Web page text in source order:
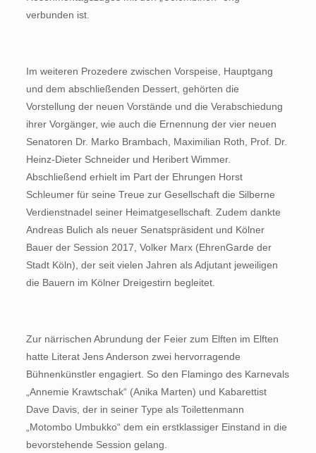
verbunden ist.
Im weiteren Prozedere zwischen Vorspeise, Hauptgang
und dem abschließenden Dessert, gehörten die
Vorstellung der neuen Vorstände und die Verabschiedung
ihrer Vorgänger, wie auch die Ernennung der vier neuen
Senatoren Dr. Marko Brambach, Maximilian Roth, Prof. Dr.
Heinz-Dieter Schneider und Heribert Wimmer.
Abschließend erhielt im Part der Ehrungen Horst
Schleumer für seine Treue zur Gesellschaft die Silberne
Verdienstnadel seiner Heimatgesellschaft. Zudem dankte
Andreas Bulich als neuer Senatspräsident und Kölner
Bauer der Session 2017, Volker Marx (EhrenGarde der
Stadt Köln), der seit vielen Jahren als Adjutant jeweiligen
die Bauern im Kölner Dreigestirn begleitet.
Zur närrischen Abrundung der Feier zum Elften im Elften
hatte Literat Jens Anderson zwei hervorragende
Bühnenkünstler engagiert. So den Flamingo des Karnevals
„Annemie Krawtschak“ (Anika Marten) und Kabarettist
Dave Davis, der in seiner Type als Toilettenmann
„Motombo Umbukko“ dem ein erstklassiger Einstand in die
bevorstehende Session gelang.